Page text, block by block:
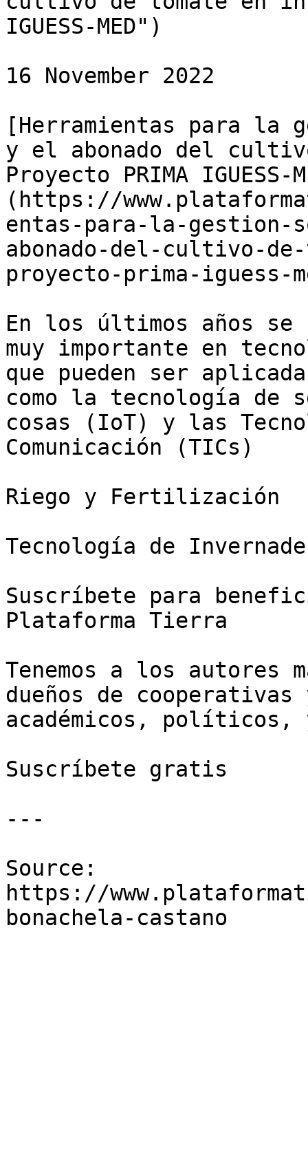
IGUESS-MED")
16 November 2022
[Herramientas para la
y el abonado del
Proyecto PRIMA IGUESS-
(https://
entas-para-la-
abonado-del-cultivo-
proyecto-prima-iguess-
En los últimos años se
muy importante en
que pueden ser
como la tecnología de
cosas (IoT) y las
Comunicación (TICs)
Riego y Fertilización
Tecnología de
Suscríbete para
Plataforma Tierra
Tenemos a los autores
dueños de cooperativas
académicos, políticos,
Suscríbete gratis
---
Source:
https://